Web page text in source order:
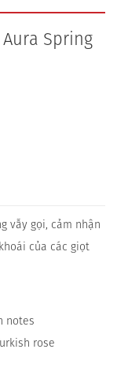
Spring
vẫy gọi, cảm nhận
của các giọt
notes
rose